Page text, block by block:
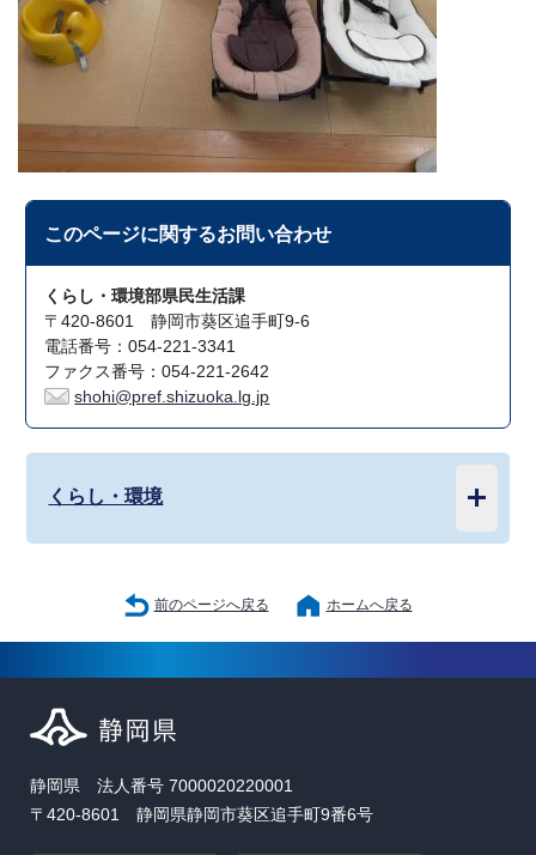
このページに関するお問い合わせ
くらし・環境部県民生活課
〒420-8601 静岡市葵区追手町9-6
電話番号：054-221-3341
ファクス番号：054-221-2642
shohi@pref.shizuoka.lg.jp
くらし・環境
前のページへ戻る ホームへ戻る
静岡県 法人番号 7000020220001
〒420-8601 静岡県静岡市葵区追手町9番6号